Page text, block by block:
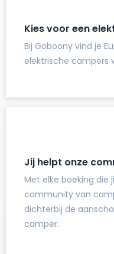
Kies voor een
Bij Goboony vind je
elektrische campers
Jij helpt onze
Met elke boeking die
community van
dichterbij de
camper.